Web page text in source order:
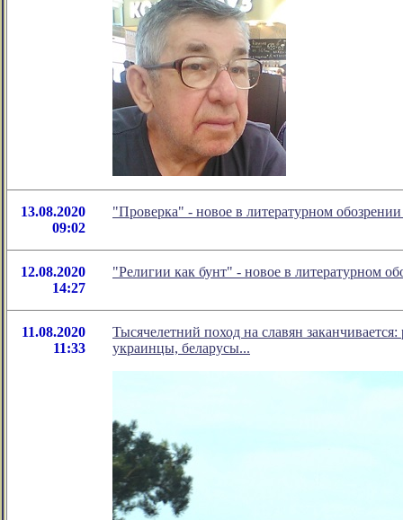
13.08.2020
09:02
"Проверка" - новое в литературном
12.08.2020
14:27
"Религии как бунт" - новое в литературном
11.08.2020
11:33
Тысячелетний поход на славян
украинцы, беларусы...